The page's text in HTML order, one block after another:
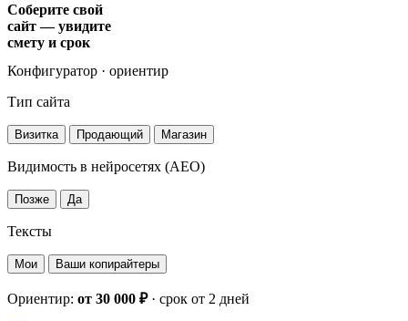
Соберите свой
сайт — увидите
смету и срок
Конфигуратор · ориентир
Тип сайта
Визитка Продающий Магазин
Видимость в нейросетях (AEO)
Позже Да
Тексты
Мои Ваши копирайтеры
Ориентир: от 30 000 ₽· срок от 2 дней